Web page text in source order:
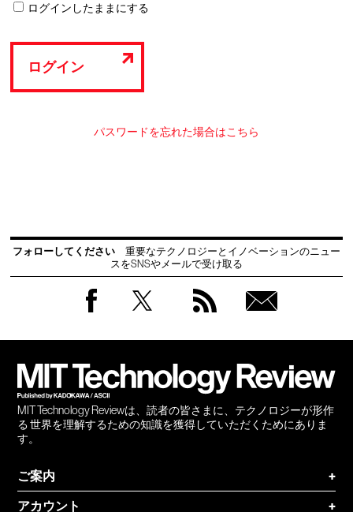
ログインしたままにする
ログイン
パスワードを忘れた場合はこちら
フォローしてください
重要なテクノロジーとイノベーションのニュー
スをSNSやメールで受け取る
MIT Technology Reviewは、読者の皆さまに、テクノロジーが形作
る 世界を理解するための知識を獲得していただくためにありま
す。
ご案内
+
アカウント
+